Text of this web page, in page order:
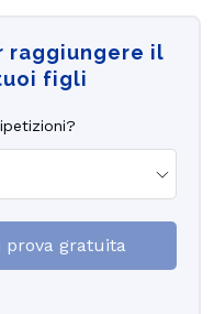
raggiungere il
figli
prova gratuita